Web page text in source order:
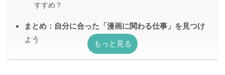
すすめ？
まとめ：自分に合った「漫画に関わる仕事」を見つけ
よう